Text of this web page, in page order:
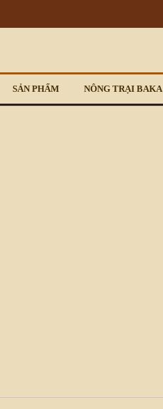
SẢN PHẨM NÔNG TRẠI BAKA